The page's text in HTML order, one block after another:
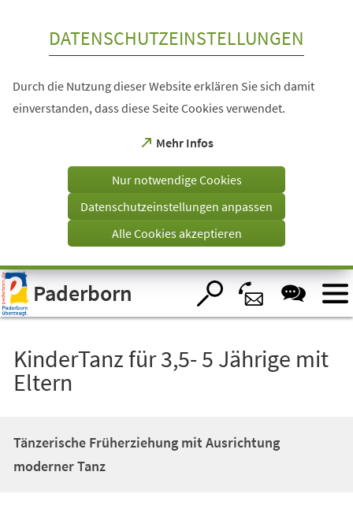
Visuelle
Assistenzsoftware
öffnen.
DATENSCHUTZEINSTELLUNGEN
Durch die Nutzung dieser Website erklären Sie sich damit
einverstanden, dass diese Seite Cookies verwendet.
Mehr Infos
(Öffnet
einem
Tab)
Nur notwendige Cookies
Datenschutzeinstellungen anpassen
Alle Cookies akzeptieren
Paderborn
KinderTanz für 3,5- 5 Jährige mit
Eltern
Tänzerische Früherziehung mit Ausrichtung
moderner Tanz